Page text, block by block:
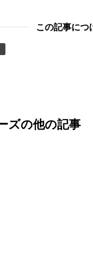
この記事につ
ズの他の記事